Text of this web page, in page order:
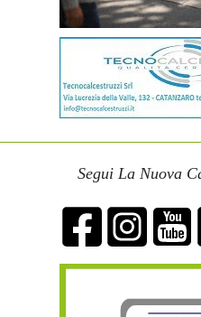
Segui La Nuova